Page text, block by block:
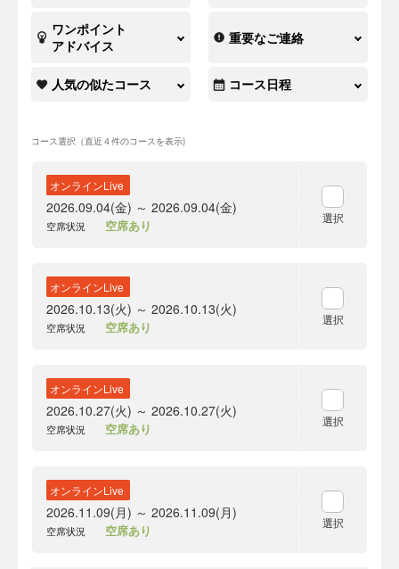
ワンポイント
アドバイス
重要なご連絡
人気の似たコース コース日程
コース選択（直近４件のコースを表示)
オンラインLive
2026.09.04(金) ～ 2026.09.04(金)
空席状況 空席あり 選択
オンラインLive
2026.10.13(火) ～ 2026.10.13(火)
空席状況 空席あり 選択
オンラインLive
2026.10.27(火) ～ 2026.10.27(火)
空席状況 空席あり 選択
オンラインLive
2026.11.09(月) ～ 2026.11.09(月)
空席状況 空席あり 選択